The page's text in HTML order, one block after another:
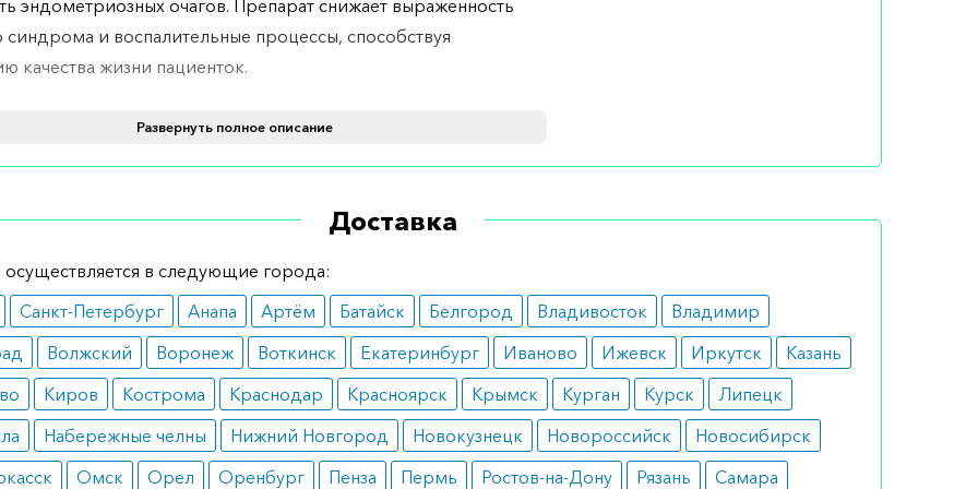
эндометриозных очагов. Препарат снижает выраженность
синдрома и воспалительные процессы, способствуя
качества жизни пациенток.
рекомендуется для терапии эндометриоза различной степени
хроническая тазовая боль и дискомфорт во время
противопоказан при наличии тяжелых форм печеночной
венозных тромбоэмболических заболеваний, тяжелых
периода сердечно-сосудистых заболеваний, а также
гиперчувствительности к диеногесту или любому
препарата.
Развернуть полное описание
Доставка
осуществляется в следующие города:
Санкт-Петербург Анапа Артём Батайск Белгород Владивосток
Владимир
Волжский Воронеж Воткинск Екатеринбург Иваново Ижевск Иркутск
Казань
Киров Кострома Краснодар Красноярск Крымск Курган Курск
Липецк
Набережные челны Нижний Новгород Новокузнецк Новороссийск
Новосибирск
Омск Орел Оренбург Пенза Пермь Ростов-на-Дону Рязань
Самара